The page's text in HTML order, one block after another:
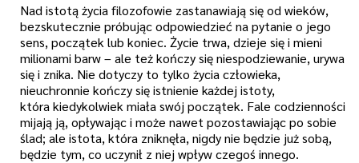
Nad istotą życia filozofowie zastanawiają się od wieków,
bezskutecznie próbując odpowiedzieć na pytanie o jego
sens, początek lub koniec. Życie trwa, dzieje się i mieni
milionami barw – ale też kończy się niespodziewanie, urywa
się i znika. Nie dotyczy to tylko życia człowieka,
nieuchronnie kończy się istnienie każdej istoty,
która kiedykolwiek miała swój początek. Fale codzienności
mijają ją, opływając i może nawet pozostawiając po sobie
ślad; ale istota, która zniknęła, nigdy nie będzie już sobą,
będzie tym, co uczynił z niej wpływ czegoś innego.